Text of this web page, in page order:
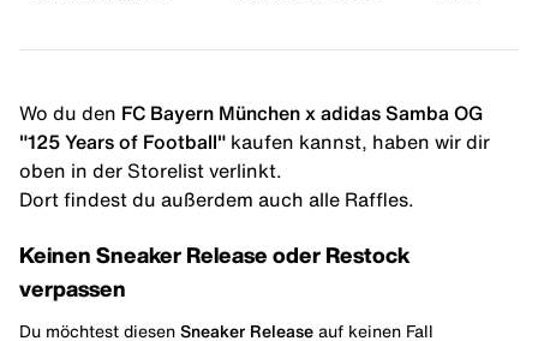
Wo du den FC Bayern München x adidas Samba OG
"125 Years of Football" kaufen kannst, haben wir dir
oben in der Storelist verlinkt.
Dort findest du außerdem auch alle Raffles.
Keinen Sneaker Release oder Restock
verpassen
Du möchtest diesen Sneaker Release auf keinen Fall